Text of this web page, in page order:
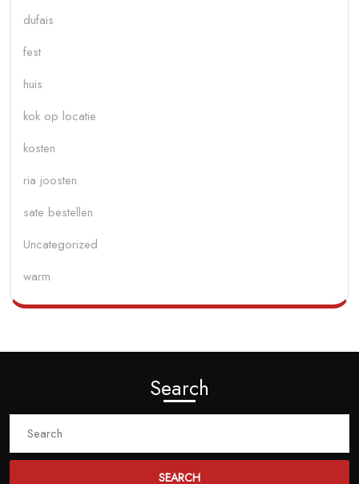
dufais
fest
huis
kok op locatie
kosten
ria joosten
sate bestellen
Uncategorized
warm
Search